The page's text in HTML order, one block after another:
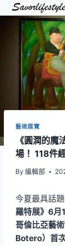
Skip
content
藝術展覽
《圓潤的魔
場！ 118件
By 編輯部
今夏最具話
羅特展》6月
哥倫比亞藝
Botero）首